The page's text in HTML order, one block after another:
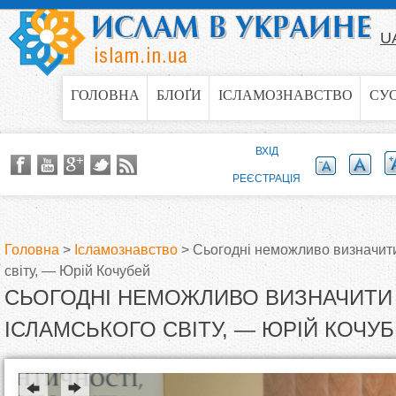
Jump to navigation
ГОЛОВНА БЛОҐИ ІСЛАМОЗНАВСТВО
В
и
є
Головна > Ісламознавство > Сьогодні неможливо
світу, — Юрій Кочубей
СЬОГОДНІ НЕМОЖЛИВО
ІСЛАМСЬКОГО СВІТУ, — ЮРІЙ
ВХІД
РЕЄСТРАЦІЯ